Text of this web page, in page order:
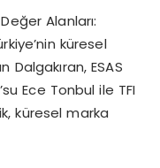
Alanları:
küresel
ESAS
Ece Tonbul ile TFI
küresel marka